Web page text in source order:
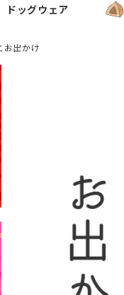
ドッグウェア
お出かけ